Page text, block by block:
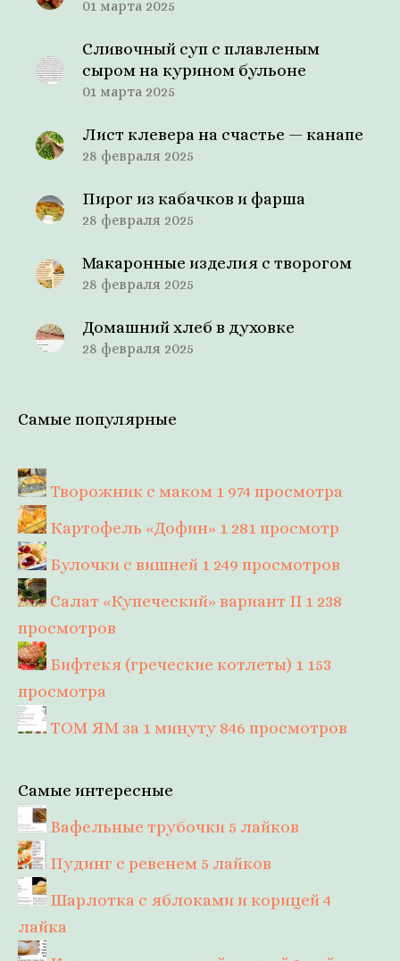
01 марта 2025
Сливочный суп с плавленым
сыром на курином бульоне
01 марта 2025
Лист клевера на счастье — канапе
28 февраля 2025
Пирог из кабачков и фарша
28 февраля 2025
Макаронные изделия с творогом
28 февраля 2025
Домашний хлеб в духовке
28 февраля 2025
Самые популярные
Творожник с маком 1 974 просмотра
Картофель «Дофин» 1 281 просмотр
Булочки с вишней 1 249 просмотров
Салат «Купеческий» вариант II 1 238
просмотров
Бифтекя (греческие котлеты) 1 153
просмотра
ТОМ ЯМ за 1 минуту 846 просмотров
Самые интересные
Вафельные трубочки 5 лайков
Пудинг с ревенем 5 лайков
Шарлотка с яблоками и корицей4
лайка